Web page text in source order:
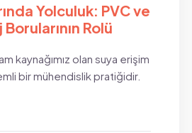
Yolculuk: PVC ve
Rolü
kaynağımız olan suya erişim
bir mühendislik pratiğidir.